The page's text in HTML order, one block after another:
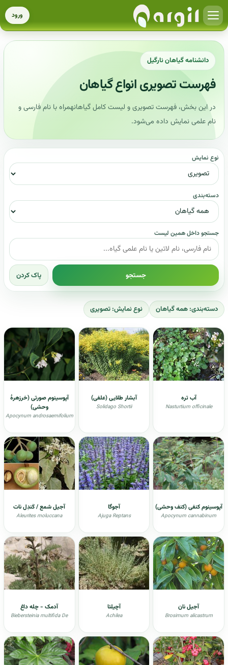
ورود
دانشنامه گیاهان نارگیل
فهرست تصویری انواع گیاهان
در این بخش، فهرست تصویری و لیست کامل گیاهانهمراه با نام فارسی و
نام علمی نمایش داده می‌شود.
نوع نمایش
دسته‌بندی
جستجو داخل همین لیست
جستجو پاک کردن
دسته‌بندی: همه گیاهان نوع نمایش: تصویری
آب تره
Nasturtium officinale
آبشار طلایی (علفی)
Solidago Shortii
آپوسینوم صورتی (خرزهرهٔ
وحشی)
Apocynum androsaemifolium
آپوسینوم کنفی (کنف وحشی)
Apocynum cannabinum
آجوگا
Ajuga Reptans
آجیل شمع / کَندِل نات
Aleurites moluccana
آجیل نان
Brosimum alicastrum
آچیلئا
Achilea
آدمک - چله داغ
Biebersteinia multifida De